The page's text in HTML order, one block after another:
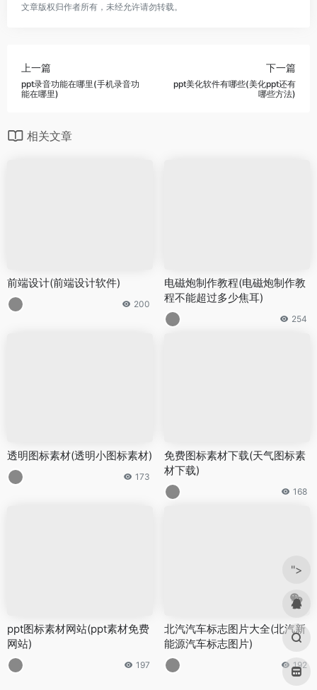
文章版权归作者所有，未经允许请勿转载。
上一篇
ppt录音功能在哪里(手机录音功
能在哪里)
下一篇
ppt美化软件有哪些(美化ppt还有
哪些方法)
相关文章
前端设计(前端设计软件)
200
电磁炮制作教程(电磁炮制作教
程不能超过多少焦耳)
254
透明图标素材(透明小图标素材)
173
免费图标素材下载(天气图标素
材下载)
168
ppt图标素材网站(ppt素材免费
网站)
197
北汽汽车标志图片大全(北汽新
能源汽车标志图片)
192
">